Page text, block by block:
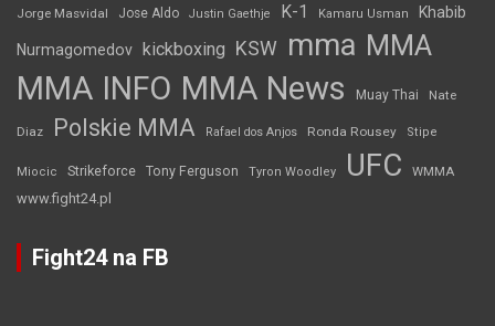
Jorge Masvidal Jose Aldo Justin Gaethje K-1 Kamaru Usman Khabib
Nurmagomedov kickboxing KSW mma MMA
MMA INFO MMA News Muay Thai Nate
Diaz Polskie MMA Rafael dos Anjos Ronda Rousey Stipe
Miocic Strikeforce Tony Ferguson Tyron Woodley UFC WMMA
www.fight24.pl
Fight24 na FB